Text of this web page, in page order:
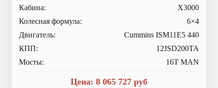
Кабина:
X3000
Колесная формула:
6×4
Двигатель:
Cummins ISM11E5 440
КПП:
12JSD200TA
Мосты:
16T MAN
Цена: 8 065 727 руб